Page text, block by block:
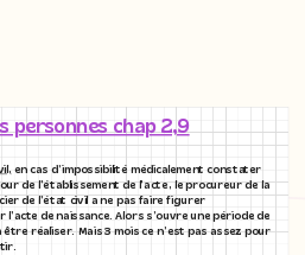
connecter
personnes chap 2,9
en cas d’impossibilité médicalement constater
de l’établissement de l’acte, le procureur de la
de l’état civil a ne pas faire figurer
de naissance. Alors s’ouvre une période de
réaliser. Mais 3 mois ce n’est pas assez pour